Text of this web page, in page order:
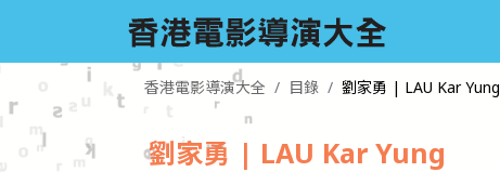
香港電影導演大全 目錄 劉家勇 | LAU Kar Yung
劉家勇 | LAU Kar Yung